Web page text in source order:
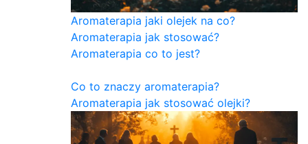
Aromaterapia jaki olejek na co?
Aromaterapia jak stosować?
Aromaterapia co to jest?
Co to znaczy aromaterapia?
Aromaterapia jak stosować olejki?